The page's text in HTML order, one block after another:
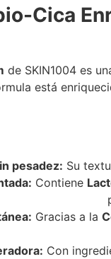
Cica
de SKIN1004 es
está
pesadez: Su
Contiene
Gracias a la
Con